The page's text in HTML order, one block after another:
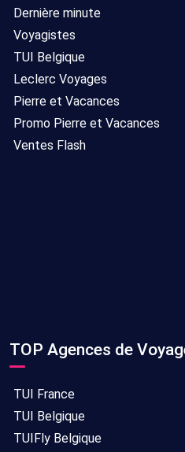
Dernière minute
Voyagistes
TUI Belgique
Leclerc Voyages
Pierre et Vacances
Promo Pierre et Vacances
Ventes Flash
TOP Agences de
TUI France
TUI Belgique
TUIFly Belgique